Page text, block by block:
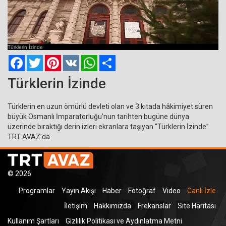
Current
Time
Loaded: 0%
Progress:
0%
Türklerin İzinde
FacebookTwitterPinterest
VK WhatsApp
Türklerin İzinde
Türklerin en uzun ömürlü devleti olan ve 3 kıtada hâkimiyet süren
büyük Osmanlı İmparatorluğu’nun tarihten bugüne dünya
üzerinde bıraktığı derin izleri ekranlara taşıyan “Türklerin İzinde”
TRT AVAZ’da.
© 2026
Programlar Yayın Akışı Haber Fotoğraf Video
Canlı İzle
İletişim
Hakkımızda Frekanslar
Site Haritası
Kullanım Şartları
Gizlilik Politikası ve Aydınlatma Metni